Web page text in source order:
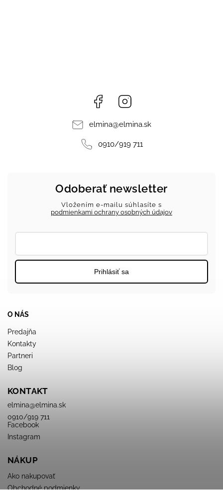
Facebook
elmina@elmina.sk
0910/919 711
O NÁS
Predajňa
Kontakty
Partneri
Blog
KONTAKT
elmina@elmina.sk
0910/919 711
Facebook
Instagram
NÁKUP
Ako nakupovať
Obchodné podmienky
Odoberať newsletter
Vložením e-mailu súhlasíte s
podmienkami ochrany osobných údajov
Prihlásiť sa